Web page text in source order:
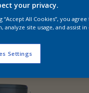
your privacy.
“Accept All Cookies”, you
analyze site usage, and assist
Settings